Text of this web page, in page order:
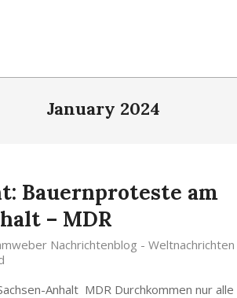
January 2024
Bauernproteste am
– MDR
Nachrichtenblog - Weltnachrichten
Anhalt MDR Durchkommen nur alle